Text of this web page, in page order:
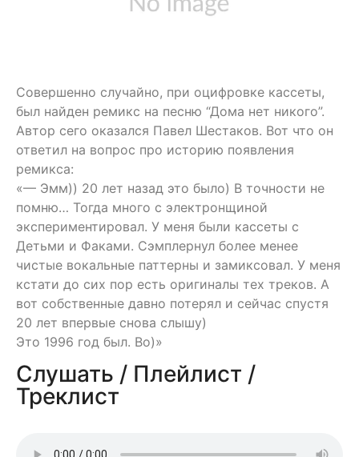
Совершенно случайно, при оцифровке кассеты,
был найден ремикс на песню “Дома нет никого”.
Автор сего оказался Павел Шестаков. Вот что он
ответил на вопрос про историю появления
ремикса:
«— Эмм)) 20 лет назад это было) В точности не
помню… Тогда много с электронщиной
экспериментировал. У меня были кассеты с
Детьми и Факами. Сэмплернул более менее
чистые вокальные паттерны и замиксовал. У меня
кстати до сих пор есть оригиналы тех треков. А
вот собственные давно потерял и сейчас спустя
20 лет впервые снова слышу)
Это 1996 год был. Во)»
Слушать / Плейлист /
Треклист